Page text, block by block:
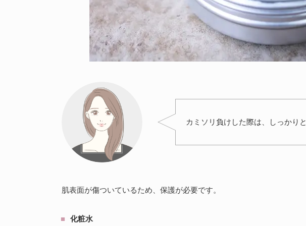
カミソリ負けした際は、しっかりと
肌表面が傷ついているため、保護が必要です。
化粧水